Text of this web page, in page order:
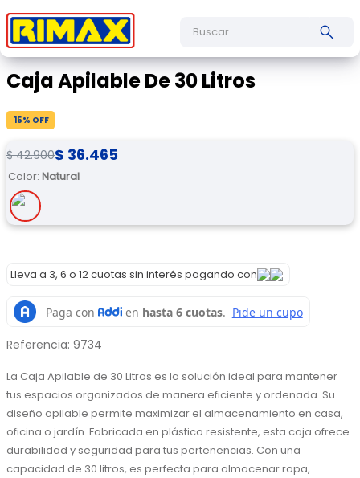
Caja Apilable De 30 Litros
15% OFF
$ 42.900$ 36.465
Color: Natural
Lleva a 3, 6 o 12 cuotas sin interés pagando con
Referencia: 9734
La Caja Apilable de 30 Litros es la solución ideal para mantener
tus espacios organizados de manera eficiente y ordenada. Su
diseño apilable permite maximizar el almacenamiento en casa,
oficina o jardín. Fabricada en plástico resistente, esta caja ofrece
durabilidad y seguridad para tus pertenencias. Con una
capacidad de 30 litros, es perfecta para almacenar ropa,